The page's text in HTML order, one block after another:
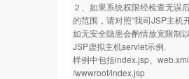
２、如果系统权限经检查无误
的范围，请对照“我司JSP主机
如无安全隐患会酌情放宽限制
JSP虚拟主机servlet示例.
样例中包括index.jsp、
/wwwroot/index.jsp